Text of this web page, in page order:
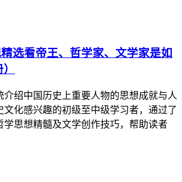
选看帝王、哲学家、文学家是如
介绍中国历史上重要人物的思想成就与人
文化感兴趣的初级至中级学习者，通过了
学思想精髓及文学创作技巧，帮助读者